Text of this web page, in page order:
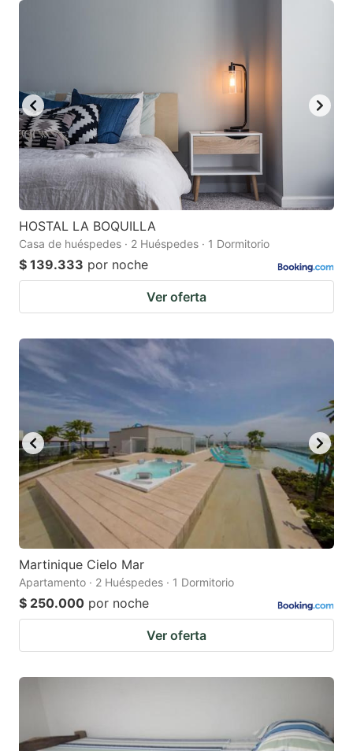
HOSTAL LA BOQUILLA
Casa de huéspedes · 2 Huéspedes · 1 Dormitorio
$ 139.333 por noche
Ver oferta
Martinique Cielo Mar
Apartamento · 2 Huéspedes · 1 Dormitorio
$ 250.000 por noche
Ver oferta